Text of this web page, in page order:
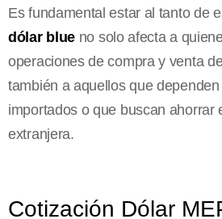
Es fundamental estar al tanto de
dólar blue no solo afecta a
operaciones de compra y venta
también a aquellos que
importados o que buscan ahorrar
extranjera.
Cotización Dólar